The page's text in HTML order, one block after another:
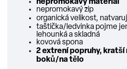
nepromokavý materiál
nepromokavý zip
organická velikost,
taštička/ledvinka pojme
lehounká a skladná
kovová spona
2 extrení popruhy, kratší
boků/na tělo